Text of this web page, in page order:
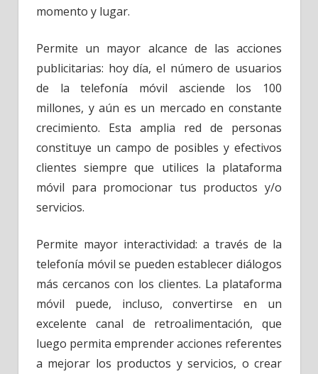
momento y lugar.
Permite un mayor alcance de las acciones
publicitarias: hoy día, el número de usuarios
de la telefonía móvil asciende los 100
millones, y aún es un mercado en constante
crecimiento. Esta amplia red de personas
constituye un campo de posibles y efectivos
clientes siempre que utilices la plataforma
móvil para promocionar tus productos y/o
servicios.
Permite mayor interactividad: a través de la
telefonía móvil se pueden establecer diálogos
más cercanos con los clientes. La plataforma
móvil puede, incluso, convertirse en un
excelente canal de retroalimentación, que
luego permita emprender acciones referentes
a mejorar los productos y servicios, o crear